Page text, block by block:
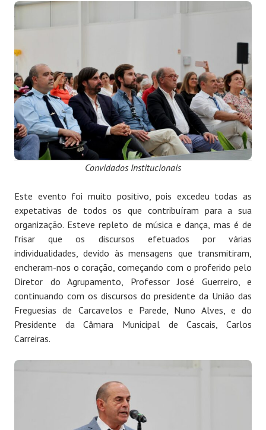
Convidados Institucionais
Este evento foi muito positivo, pois excedeu todas as
expetativas de todos os que contribuíram para a sua
organização. Esteve repleto de música e dança, mas é de
frisar que os discursos efetuados por várias
individualidades, devido às mensagens que transmitiram,
encheram-nos o coração, começando com o proferido pelo
Diretor do Agrupamento, Professor José Guerreiro, e
continuando com os discursos do presidente da União das
Freguesias de Carcavelos e Parede, Nuno Alves, e do
Presidente da Câmara Municipal de Cascais, Carlos
Carreiras.